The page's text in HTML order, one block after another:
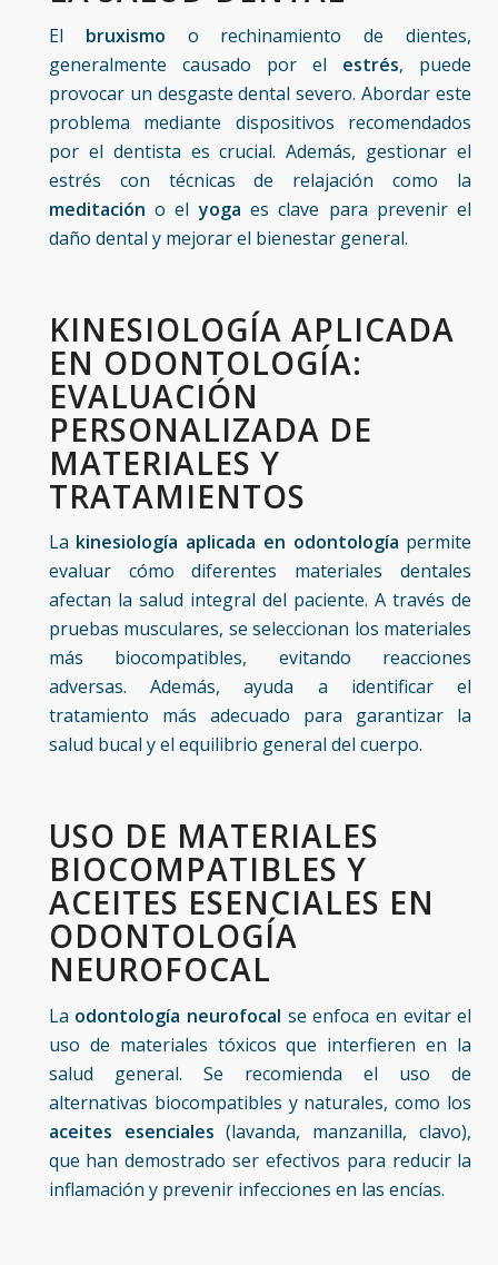
El bruxismo o rechinamiento de dientes,
generalmente causado por el estrés, puede
provocar un desgaste dental severo. Abordar este
problema mediante dispositivos recomendados
por el dentista es crucial. Además, gestionar el
estrés con técnicas de relajación como la
meditación o elyoga es clave para prevenir el
daño dental y mejorar el bienestar general.
KINESIOLOGÍA APLICADA
EN ODONTOLOGÍA:
EVALUACIÓN
PERSONALIZADA DE
MATERIALES Y
TRATAMIENTOS
La kinesiología aplicada en odontología permite
evaluar cómo diferentes materiales dentales
afectan la salud integral del paciente. A través de
pruebas musculares, se seleccionan los materiales
más biocompatibles, evitando reacciones
adversas. Además, ayuda a identificar el
tratamiento más adecuado para garantizar la
salud bucal y el equilibrio general del cuerpo.
USO DE MATERIALES
BIOCOMPATIBLES Y
ACEITES ESENCIALES EN
ODONTOLOGÍA
NEUROFOCAL
La odontología neurofocal se enfoca en evitar el
uso de materiales tóxicos que interfieren en la
salud general. Se recomienda el uso de
alternativas biocompatibles y naturales, como los
aceites esenciales (lavanda, manzanilla, clavo),
que han demostrado ser efectivos para reducir la
inflamación y prevenir infecciones en las encías.